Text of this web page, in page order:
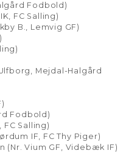
Fodbold)
FC Salling)
B., Lemvig GF)
Mejdal-Halgård
Fodbold)
FC Salling)
IF, FC Thy Piger)
(Nr. Vium GF, Videbæk IF)